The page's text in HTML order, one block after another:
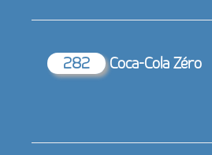
282
Coca-Cola Zéro